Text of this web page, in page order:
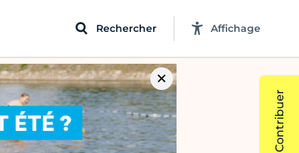
Rechercher Affichage
Contribuer